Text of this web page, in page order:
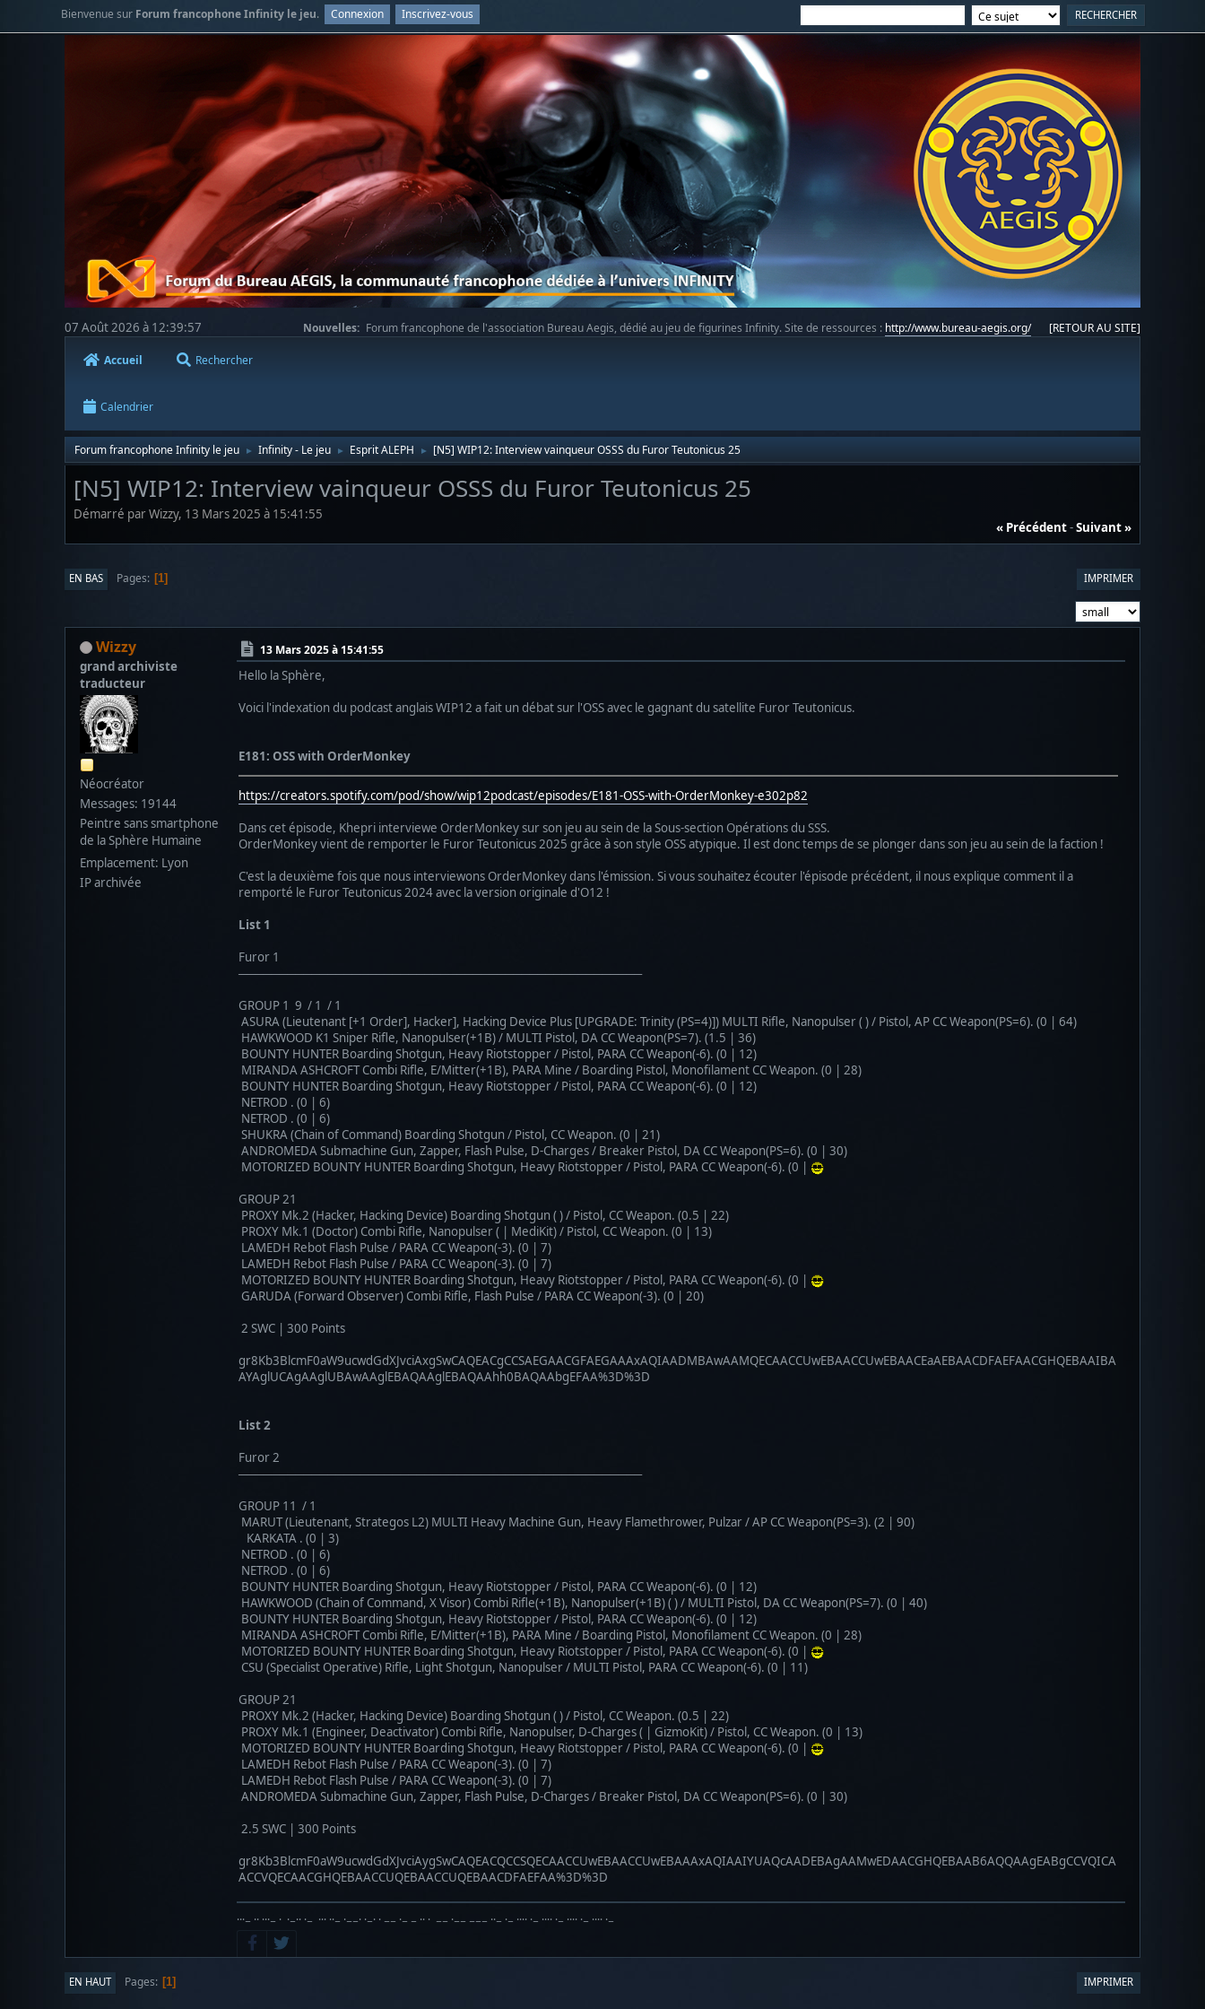
Bienvenue sur Forum francophone Infinity le jeu. Connexion Inscrivez-vous
[RETOUR AU SITE]
07 Août 2026 à 12:39:57 Nouvelles: Forum francophone de l'association Bureau Aegis, dédié au jeu de figurines Infinity. Site de ressources : http://www.bureau-aegis.org/
Accueil Rechercher
Calendrier
Forum francophone Infinity le jeu ► Infinity - Le jeu ► Esprit ALEPH ► [N5] WIP12: Interview vainqueur OSSS du Furor Teutonicus 25
[N5] WIP12: Interview vainqueur OSSS du Furor Teutonicus 25
Démarré par Wizzy, 13 Mars 2025 à 15:41:55
« Précédent-Suivant »
IMPRIMER
EN BAS Pages 1
Wizzy
grand archiviste
traducteur
Néocréator
Messages: 19144
Peintre sans smartphone
de la Sphère Humaine
Emplacement: Lyon
IP archivée
13 Mars 2025 à 15:41:55
Hello la Sphère,
Voici l'indexation du podcast anglais WIP12 a fait un débat sur l'OSS avec le gagnant du satellite Furor Teutonicus.
E181: OSS with OrderMonkey
https://creators.spotify.com/pod/show/wip12podcast/episodes/E181-OSS-with-OrderMonkey-e302p82
Dans cet épisode, Khepri interviewe OrderMonkey sur son jeu au sein de la Sous-section Opérations du SSS.
OrderMonkey vient de remporter le Furor Teutonicus 2025 grâce à son style OSS atypique. Il est donc temps de se plonger dans son jeu au sein de la faction !
C'est la deuxième fois que nous interviewons OrderMonkey dans l'émission. Si vous souhaitez écouter l'épisode précédent, il nous explique comment il a
remporté le Furor Teutonicus 2024 avec la version originale d'O12 !
List 1
Furor 1
──────────────────────────────────────────────────
GROUP 1 9 / 1 / 1
ASURA (Lieutenant [+1 Order], Hacker], Hacking Device Plus [UPGRADE: Trinity (PS=4)]) MULTI Rifle, Nanopulser ( ) / Pistol, AP CC Weapon(PS=6). (0 | 64)
HAWKWOOD K1 Sniper Rifle, Nanopulser(+1B) / MULTI Pistol, DA CC Weapon(PS=7). (1.5 | 36)
BOUNTY HUNTER Boarding Shotgun, Heavy Riotstopper / Pistol, PARA CC Weapon(-6). (0 | 12)
MIRANDA ASHCROFT Combi Rifle, E/Mitter(+1B), PARA Mine / Boarding Pistol, Monofilament CC Weapon. (0 | 28)
BOUNTY HUNTER Boarding Shotgun, Heavy Riotstopper / Pistol, PARA CC Weapon(-6). (0 | 12)
NETROD . (0 | 6)
NETROD . (0 | 6)
SHUKRA (Chain of Command) Boarding Shotgun / Pistol, CC Weapon. (0 | 21)
ANDROMEDA Submachine Gun, Zapper, Flash Pulse, D-Charges / Breaker Pistol, DA CC Weapon(PS=6). (0 | 30)
MOTORIZED BOUNTY HUNTER Boarding Shotgun, Heavy Riotstopper / Pistol, PARA CC Weapon(-6). (0 |
GROUP 21
PROXY Mk.2 (Hacker, Hacking Device) Boarding Shotgun ( ) / Pistol, CC Weapon. (0.5 | 22)
PROXY Mk.1 (Doctor) Combi Rifle, Nanopulser ( | MediKit) / Pistol, CC Weapon. (0 | 13)
LAMEDH Rebot Flash Pulse / PARA CC Weapon(-3). (0 | 7)
LAMEDH Rebot Flash Pulse / PARA CC Weapon(-3). (0 | 7)
MOTORIZED BOUNTY HUNTER Boarding Shotgun, Heavy Riotstopper / Pistol, PARA CC Weapon(-6). (0 |
GARUDA (Forward Observer) Combi Rifle, Flash Pulse / PARA CC Weapon(-3). (0 | 20)
2 SWC | 300 Points
gr8Kb3BlcmF0aW9ucwdGdXJvciAxgSwCAQEACgCCSAEGAACGFAEGAAAxAQIAADMBAwAAMQECAACCUwEBAACCUwEBAACEaAEBAACDFAEFAACGHQEBAAIBA
AYAglUCAgAAglUBAwAAglEBAQAAglEBAQAAhh0BAQAAbgEFAA%3D%3D
List 2
Furor 2
──────────────────────────────────────────────────
GROUP 11 / 1
MARUT (Lieutenant, Strategos L2) MULTI Heavy Machine Gun, Heavy Flamethrower, Pulzar / AP CC Weapon(PS=3). (2 | 90)
KARKATA . (0 | 3)
NETROD . (0 | 6)
NETROD . (0 | 6)
BOUNTY HUNTER Boarding Shotgun, Heavy Riotstopper / Pistol, PARA CC Weapon(-6). (0 | 12)
HAWKWOOD (Chain of Command, X Visor) Combi Rifle(+1B), Nanopulser(+1B) ( ) / MULTI Pistol, DA CC Weapon(PS=7). (0 | 40)
BOUNTY HUNTER Boarding Shotgun, Heavy Riotstopper / Pistol, PARA CC Weapon(-6). (0 | 12)
MIRANDA ASHCROFT Combi Rifle, E/Mitter(+1B), PARA Mine / Boarding Pistol, Monofilament CC Weapon. (0 | 28)
MOTORIZED BOUNTY HUNTER Boarding Shotgun, Heavy Riotstopper / Pistol, PARA CC Weapon(-6). (0 |
CSU (Specialist Operative) Rifle, Light Shotgun, Nanopulser / MULTI Pistol, PARA CC Weapon(-6). (0 | 11)
GROUP 21
PROXY Mk.2 (Hacker, Hacking Device) Boarding Shotgun ( ) / Pistol, CC Weapon. (0.5 | 22)
PROXY Mk.1 (Engineer, Deactivator) Combi Rifle, Nanopulser, D-Charges ( | GizmoKit) / Pistol, CC Weapon. (0 | 13)
MOTORIZED BOUNTY HUNTER Boarding Shotgun, Heavy Riotstopper / Pistol, PARA CC Weapon(-6). (0 |
LAMEDH Rebot Flash Pulse / PARA CC Weapon(-3). (0 | 7)
LAMEDH Rebot Flash Pulse / PARA CC Weapon(-3). (0 | 7)
ANDROMEDA Submachine Gun, Zapper, Flash Pulse, D-Charges / Breaker Pistol, DA CC Weapon(PS=6). (0 | 30)
2.5 SWC | 300 Points
gr8Kb3BlcmF0aW9ucwdGdXJvciAygSwCAQEACQCCSQECAACCUwEBAACCUwEBAAAxAQIAAIYUAQcAADEBAgAAMwEDAACGHQEBAAB6AQQAAgEABgCCVQICA
ACCVQECAACGHQEBAACCUQEBAACCUQEBAACDFAEFAA%3D%3D
···− ·· ···− · ·−·· ·− ··· ··− ·−−· ·−· · −− ·− − ·· · −− ·−− −−− ··− ·− ···· ·− ···· ·− ···· ·− ···· ·−
IMPRIMER
EN HAUT Pages 1